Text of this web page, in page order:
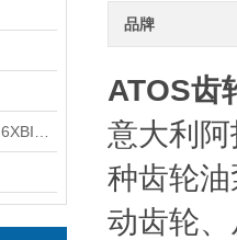
品牌
ATOS齿
意大利
种齿轮
动齿轮